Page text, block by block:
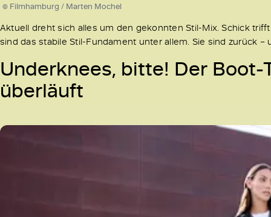
© Filmhamburg / Marten Mochel
Aktuell dreht sich alles um den gekonnten Stil-Mix. Schick
sind das stabile Stil-Fundament unter allem. Sie sind zurück
Underknees, bitte! Der Boot-
überläuft